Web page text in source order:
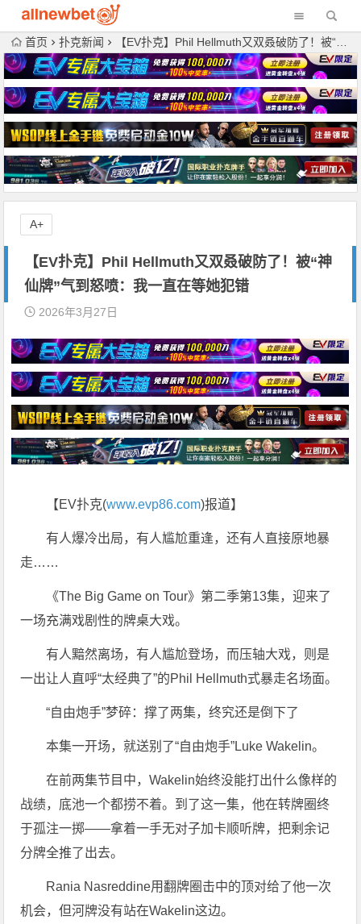
首页 扑克新闻 【EV扑克】Phil Hellmuth又双叒破防了！被“神仙牌”气到怒喷：我一直在等她犯错
【EV扑克】Phil Hellmuth又双叒破防了！被“神
仙牌”气到怒喷：我一直在等她犯错
2026年3月27日
【EV扑克(www.evp86.com)报道】
有人爆冷出局，有人尴尬重逢，还有人直接原地暴
走……
《The Big Game on Tour》第二季第13集，迎来了
一场充满戏剧性的牌桌大戏。
有人黯然离场，有人尴尬登场，而压轴大戏，则是
一出让人直呼“太经典了”的Phil Hellmuth式暴走名场面。
“自由炮手”梦碎：撑了两集，终究还是倒下了
本集一开场，就送别了“自由炮手”Luke Wakelin。
在前两集节目中，Wakelin始终没能打出什么像样的
战绩，底池一个都捞不着。到了这一集，他在转牌圈终
于孤注一掷——拿着一手无对子加卡顺听牌，把剩余记
分牌全推了出去。
Rania Nasreddine用翻牌圈击中的顶对给了他一次
机会，但河牌没有站在Wakelin这边。
A+